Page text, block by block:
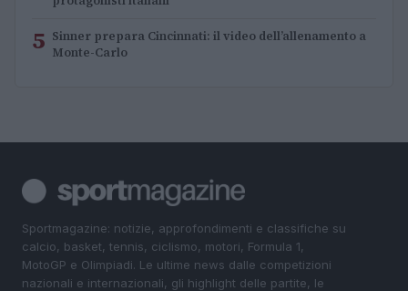
5 Sinner prepara Cincinnati: il video dell’allenamento a
Monte-Carlo
Sportmagazine: notizie, approfondimenti e classifiche su
calcio, basket, tennis, ciclismo, motori, Formula 1,
MotoGP e Olimpiadi. Le ultime news dalle competizioni
nazionali e internazionali, gli highlight delle partite, le